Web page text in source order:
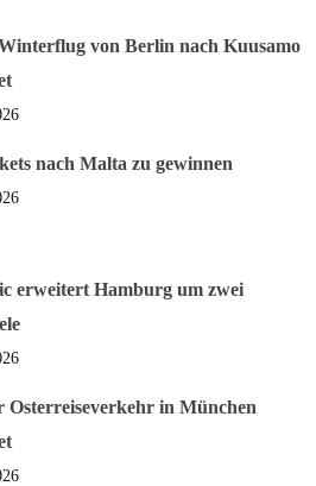
von Berlin nach Kuusamo
nach Malta zu gewinnen
erweitert Hamburg um zwei
Osterreiseverkehr in München